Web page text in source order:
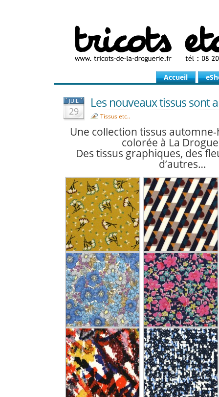
Accueil
JUIL
29
Les nouveaux tissus sont
Tissus etc..
Une collection tissus
colorée à La
Des tissus graphiques, des
d’autres…